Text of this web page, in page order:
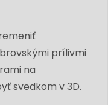
prílivmi
na
svedkom v 3D.